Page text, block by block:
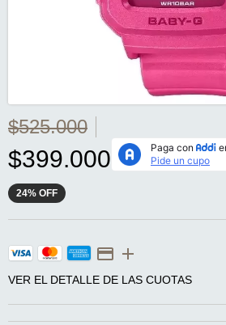
$525.000
$399.000
24% OFF
VER EL DETALLE DE LAS CUOTAS